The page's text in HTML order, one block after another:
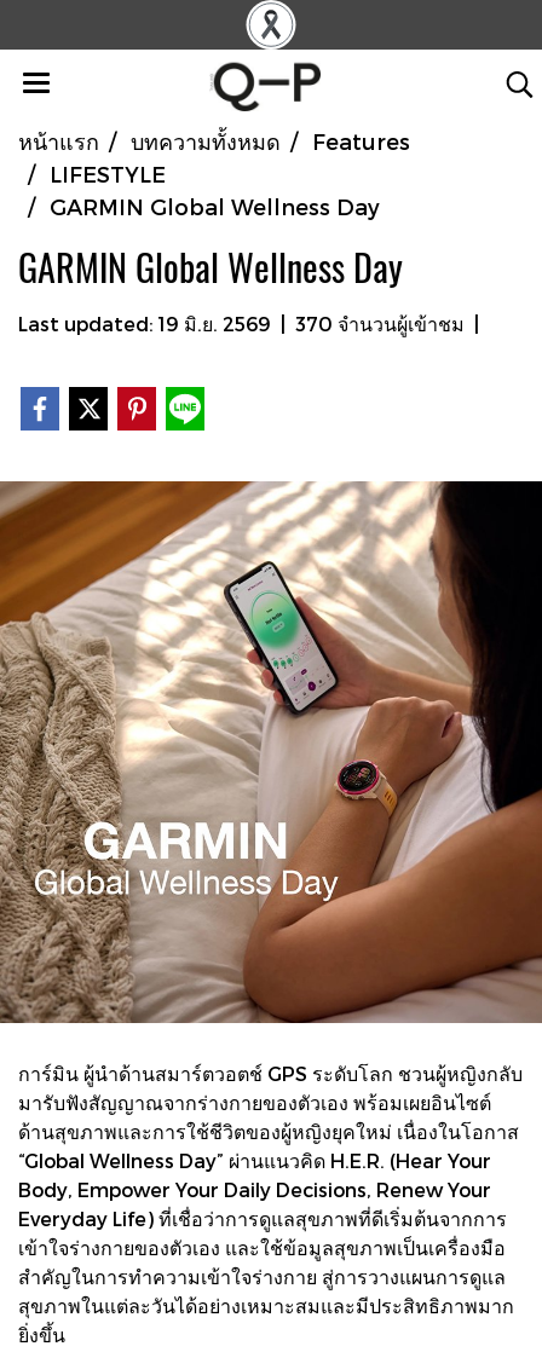
หน้าแรก บทความทั้งหมด
Features
LIFESTYLE
GARMIN Global Wellness Day
GARMIN Global Wellness Day
Last updated: 19 มิ.ย. 2569 370 จำนวนผู้เข้าชม
การ์มิน ผู้นำด้านสมาร์ตวอตช์ GPS ระดับโลก ชวนผู้หญิงกลับ
มารับฟังสัญญาณจากร่างกายของตัวเอง พร้อมเผยอินไซต์
ด้านสุขภาพและการใช้ชีวิตของผู้หญิงยุคใหม่ เนื่องในโอกาส
“Global Wellness Day” ผ่านแนวคิด H.E.R. (Hear Your
Body, Empower Your Daily Decisions, Renew Your
Everyday Life) ที่เชื่อว่าการดูแลสุขภาพที่ดีเริ่มต้นจากการ
เข้าใจร่างกายของตัวเอง และใช้ข้อมูลสุขภาพเป็นเครื่องมือ
สำคัญในการทำความเข้าใจร่างกาย สู่การวางแผนการดูแล
สุขภาพในแต่ละวันได้อย่างเหมาะสมและมีประสิทธิภาพมาก
ยิ่งขึ้น